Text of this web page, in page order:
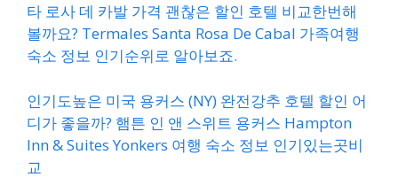
타 로사 데 카발 가격 괜찮은 할인 호텔 비교한번해
볼까요? Termales Santa Rosa De Cabal 가족여행
숙소 정보 인기순위로 알아보죠.
인기도높은 미국 용커스 (NY) 완전강추 호텔 할인 어
디가 좋을까? 햄튼 인 앤 스위트 용커스 Hampton
Inn & Suites Yonkers 여행 숙소 정보 인기있는곳비
교